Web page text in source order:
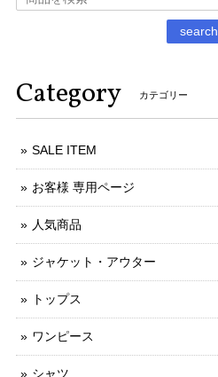
search
Category カテゴリー
SALE ITEM
お客様 専用ページ
人気商品
ジャケット・アウター
トップス
ワンピース
シャツ